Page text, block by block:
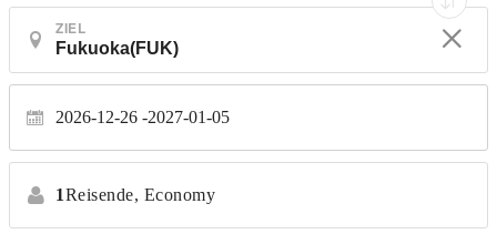
ZIEL
2026-12-26 2027-01-05
1Reisende, Economy